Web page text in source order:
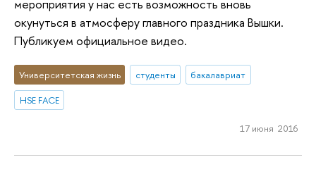
мероприятия у нас есть возможность вновь
окунуться в атмосферу главного праздника Вышки.
Публикуем официальное видео.
Университетская жизнь студенты
бакалавриат
HSE FACE
17 июня 2016